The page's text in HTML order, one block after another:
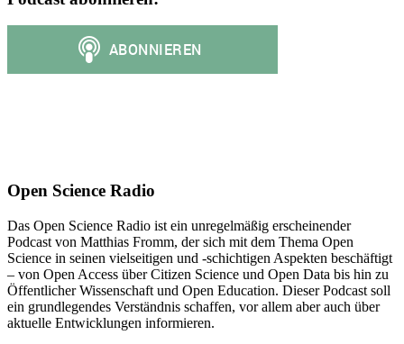
Open Science Radio
Das Open Science Radio ist ein unregelmäßig erscheinender
Podcast von Matthias Fromm, der sich mit dem Thema Open
Science in seinen vielseitigen und -schichtigen Aspekten beschäftigt
– von Open Access über Citizen Science und Open Data bis hin zu
Öffentlicher Wissenschaft und Open Education. Dieser Podcast soll
ein grundlegendes Verständnis schaffen, vor allem aber auch über
aktuelle Entwicklungen informieren.